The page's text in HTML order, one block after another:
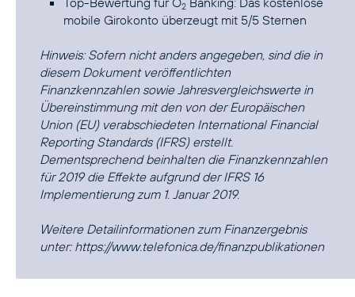
2
mobile Girokonto überzeugt mit 5/5 Sternen
Hinweis: Sofern nicht anders angegeben, sind die in
diesem Dokument veröffentlichten
Finanzkennzahlen sowie Jahresvergleichswerte in
Übereinstimmung mit den von der Europäischen
Union (EU) verabschiedeten International Financial
Reporting Standards (IFRS) erstellt.
Dementsprechend beinhalten die Finanzkennzahlen
für 2019 die Effekte aufgrund der IFRS 16
Implementierung zum 1. Januar 2019.
Weitere Detailinformationen zum Finanzergebnis
unter: https://www.telefonica.de/finanzpublikationen